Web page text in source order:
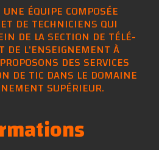
ÉQUIPE COMPOSÉE
DE TECHNICIENS QUI
DE LA SECTION DE TÉLÉ-
DE L'ENSEIGNEMENT À
DES SERVICES
DE TIC DANS LE DOMAINE
SUPÉRIEUR.